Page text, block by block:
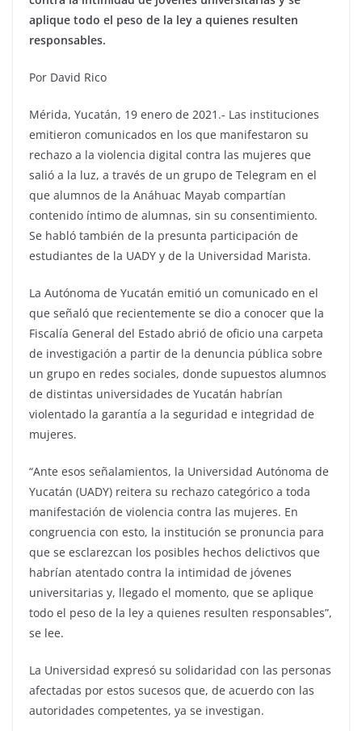
aplique todo el peso de la ley a quienes resulten
responsables.
Por David Rico
Mérida, Yucatán, 19 enero de 2021.- Las instituciones
emitieron comunicados en los que manifestaron su
rechazo a la violencia digital contra las mujeres que
salió a la luz, a través de un grupo de Telegram en el
que alumnos de la Anáhuac Mayab compartían
contenido íntimo de alumnas, sin su consentimiento.
Se habló también de la presunta participación de
estudiantes de la UADY y de la Universidad Marista.
La Autónoma de Yucatán emitió un comunicado en el
que señaló que recientemente se dio a conocer que la
Fiscalía General del Estado abrió de oficio una carpeta
de investigación a partir de la denuncia pública sobre
un grupo en redes sociales, donde supuestos alumnos
de distintas universidades de Yucatán habrían
violentado la garantía a la seguridad e integridad de
mujeres.
“Ante esos señalamientos, la Universidad Autónoma de
Yucatán (UADY) reitera su rechazo categórico a toda
manifestación de violencia contra las mujeres. En
congruencia con esto, la institución se pronuncia para
que se esclarezcan los posibles hechos delictivos que
habrían atentado contra la intimidad de jóvenes
universitarias y, llegado el momento, que se aplique
todo el peso de la ley a quienes resulten responsables”,
se lee.
La Universidad expresó su solidaridad con las personas
afectadas por estos sucesos que, de acuerdo con las
autoridades competentes, ya se investigan.